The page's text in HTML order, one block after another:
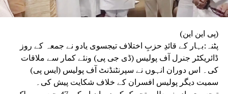
(پی این این)
پٹنہ:بہار کے قائدِ حزبِ اختلاف تیجسوی یادو نے جمعہ کے روز
ڈائریکٹر جنرل آف پولیس (ڈی جی پی) ونئے کمار سے ملاقات
کی۔ اس دوران انہوں نے سپرنٹنڈنٹ آف پولیس (ایس پی)
سمیت دیگر پولیس افسران کے خلاف شکایت پیش کی۔